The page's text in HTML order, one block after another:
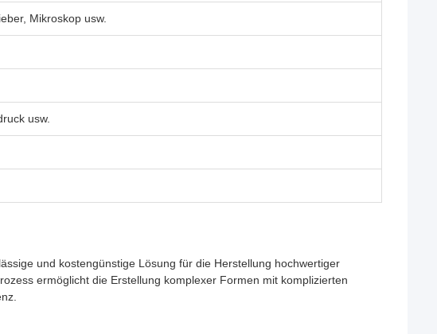
Mikroskop usw.
usw.
und kostengünstige Lösung für die Herstellung hochwertiger
ermöglicht die Erstellung komplexer Formen mit komplizierten